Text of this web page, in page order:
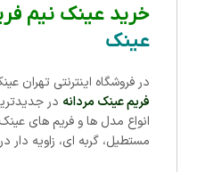
خرید عینک نیم
عینک
در فروشگاه اینترنتی تهران
فریم عینک مردانه در
انواع مدل ها و فریم های
مستطیل، گربه ای، زاویه